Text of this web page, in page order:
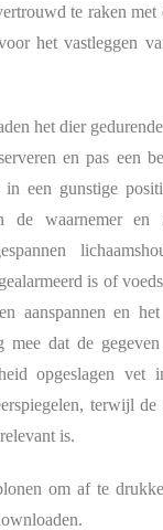
te raken met
het vastleggen
het dier
en pas een
een gunstige
de waarnemer en
is of
aanspannen en
mee dat de
opgeslagen
terwijl
is.
om af te